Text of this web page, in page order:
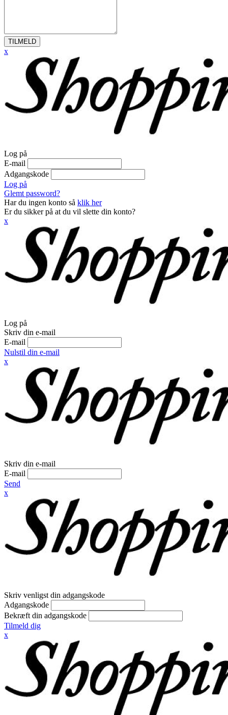
TILMELD
x
Log på
E-mail
Adgangskode
Log på
Glemt password?
Har du ingen konto så klik her
Er du sikker på at du vil slette din konto?
x
Log på
Skriv din e-mail
E-mail
Nulstil din e-mail
x
Skriv din e-mail
E-mail
Send
x
Skriv venligst din adgangskode
Adgangskode
Bekræft din adgangskode
Tilmeld dig
x